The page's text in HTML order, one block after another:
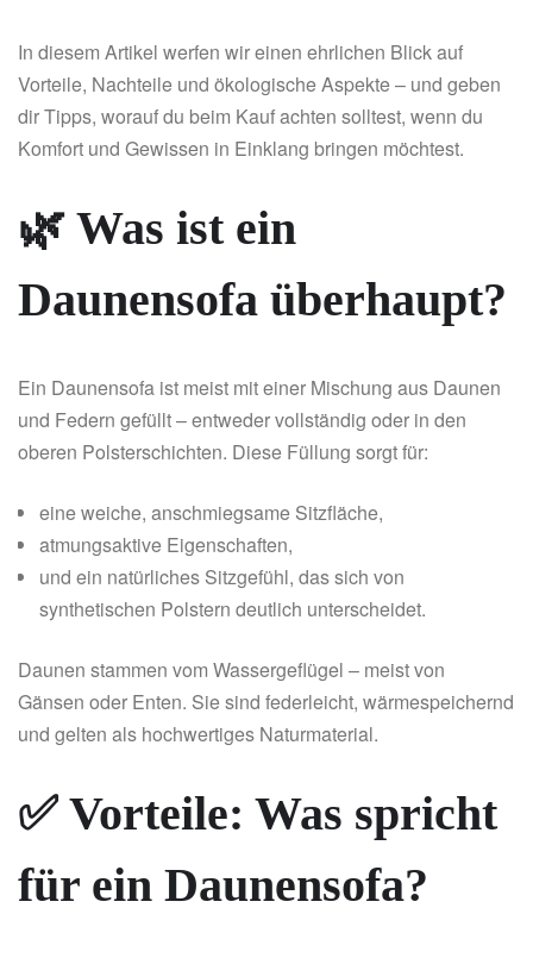
In diesem Artikel werfen wir einen ehrlichen Blick auf
Vorteile, Nachteile und ökologische Aspekte – und geben
dir Tipps, worauf du beim Kauf achten solltest, wenn du
Komfort und Gewissen in Einklang bringen möchtest.
🌿 Was ist ein
Daunensofa überhaupt?
Ein Daunensofa ist meist mit einer Mischung aus Daunen
und Federn gefüllt – entweder vollständig oder in den
oberen Polsterschichten. Diese Füllung sorgt für:
eine weiche, anschmiegsame Sitzfläche,
atmungsaktive Eigenschaften,
und ein natürliches Sitzgefühl, das sich von
synthetischen Polstern deutlich unterscheidet.
Daunen stammen vom Wassergeflügel – meist von
Gänsen oder Enten. Sie sind federleicht, wärmespeichernd
und gelten als hochwertiges Naturmaterial.
✅ Vorteile: Was spricht
für ein Daunensofa?